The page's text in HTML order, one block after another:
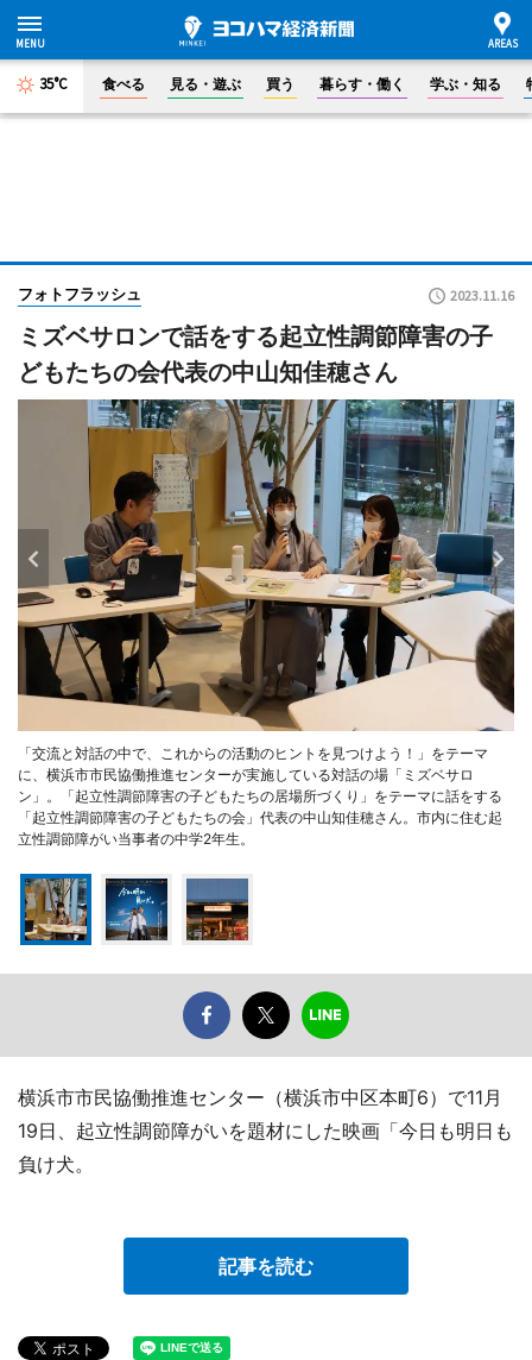
35°C 食べる 見る・遊ぶ 買う 暮らす・働く 学ぶ・知る
フォトフラッシュ 2023.11.16
ミズベサロンで話をする起立性調節障害の子
どもたちの会代表の中山知佳穂さん
「交流と対話の中で、これからの活動のヒントを見つけよう！」をテーマ
に、横浜市市民協働推進センターが実施している対話の場「ミズベサロ
ン」。「起立性調節障害の子どもたちの居場所づくり」をテーマに話をする
「起立性調節障害の子どもたちの会」代表の中山知佳穂さん。市内に住む起
立性調節障がい当事者の中学2年生。
横浜市市民協働推進センター（横浜市中区本町6）で11月
19日、起立性調節障がいを題材にした映画「今日も明日も
負け犬。
記事を読む